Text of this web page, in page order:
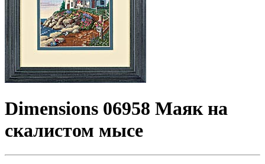
Dimensions 06958 Маяк на
скалистом мысе